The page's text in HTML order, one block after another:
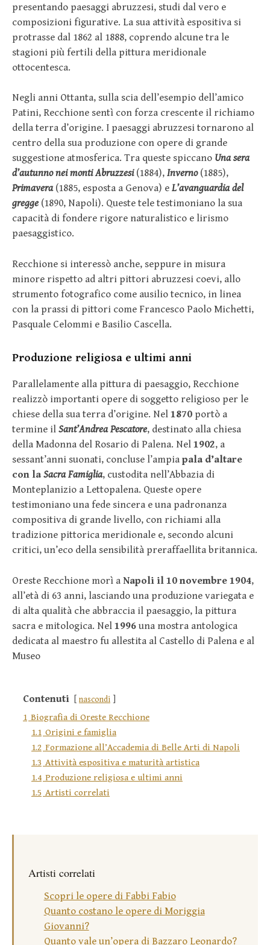
presentando paesaggi abruzzesi, studi dal vero e
composizioni figurative. La sua attività espositiva si
protrasse dal 1862 al 1888, coprendo alcune tra le
stagioni più fertili della pittura meridionale
ottocentesca.
Negli anni Ottanta, sulla scia dell’esempio dell’amico
Patini, Recchione sentì con forza crescente il richiamo
della terra d’origine. I paesaggi abruzzesi tornarono al
centro della sua produzione con opere di grande
suggestione atmosferica. Tra queste spiccano Una sera
d’autunno nei monti Abruzzesi(1884), Inverno(1885),
Primavera(1885, esposta a Genova) e L’avanguardia del
gregge (1890, Napoli). Queste tele testimoniano la sua
capacità di fondere rigore naturalistico e lirismo
paesaggistico.
Recchione si interessò anche, seppure in misura
minore rispetto ad altri pittori abruzzesi coevi, allo
strumento fotografico come ausilio tecnico, in linea
con la prassi di pittori come Francesco Paolo Michetti,
Pasquale Celommi e Basilio Cascella.
Produzione religiosa e ultimi anni
Parallelamente alla pittura di paesaggio, Recchione
realizzò importanti opere di soggetto religioso per le
chiese della sua terra d’origine. Nel 1870 portò a
termine il Sant’Andrea Pescatore, destinato alla chiesa
della Madonna del Rosario di Palena. Nel 1902, a
sessant’anni suonati, concluse l’ampia pala d’altare
con laSacra Famiglia, custodita nell’Abbazia di
Monteplanizio a Lettopalena. Queste opere
testimoniano una fede sincera e una padronanza
compositiva di grande livello, con richiami alla
tradizione pittorica meridionale e, secondo alcuni
critici, un’eco della sensibilità preraffaellita britannica.
Oreste Recchione morì a Napoli il 10 novembre 1904,
all’età di 63 anni, lasciando una produzione variegata e
di alta qualità che abbraccia il paesaggio, la pittura
sacra e mitologica. Nel 1996 una mostra antologica
dedicata al maestro fu allestita al Castello di Palena e al
Museo
Contenuti nascondi
1 Biografia di Oreste Recchione
1.1 Origini e famiglia
1.2 Formazione all’Accademia di Belle Arti di Napoli
1.3 Attività espositiva e maturità artistica
1.4 Produzione religiosa e ultimi anni
1.5 Artisti correlati
Artisti correlati
Scopri le opere di Fabbi Fabio
Quanto costano le opere di Moriggia
Giovanni?
Quanto vale un’opera di Bazzaro Leonardo?